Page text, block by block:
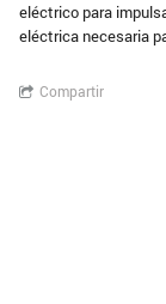
eléctrico para
eléctrica necesaria
Compartir